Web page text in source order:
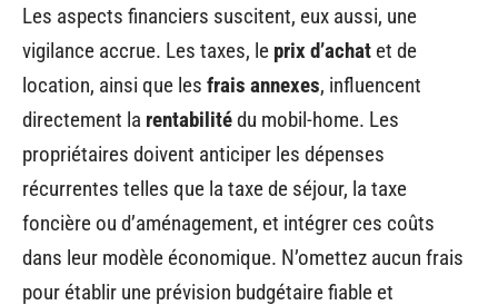
Les aspects financiers suscitent, eux aussi, une
vigilance accrue. Les taxes, le prix d’achat et de
location, ainsi que les frais annexes, influencent
directement la rentabilitédu mobil-home. Les
propriétaires doivent anticiper les dépenses
récurrentes telles que la taxe de séjour, la taxe
foncière ou d’aménagement, et intégrer ces coûts
dans leur modèle économique. N’omettez aucun frais
pour établir une prévision budgétaire fiable et